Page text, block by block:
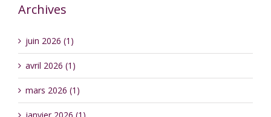
Archives
juin 2026 (1)
avril 2026 (1)
mars 2026 (1)
janvier 2026 (1)